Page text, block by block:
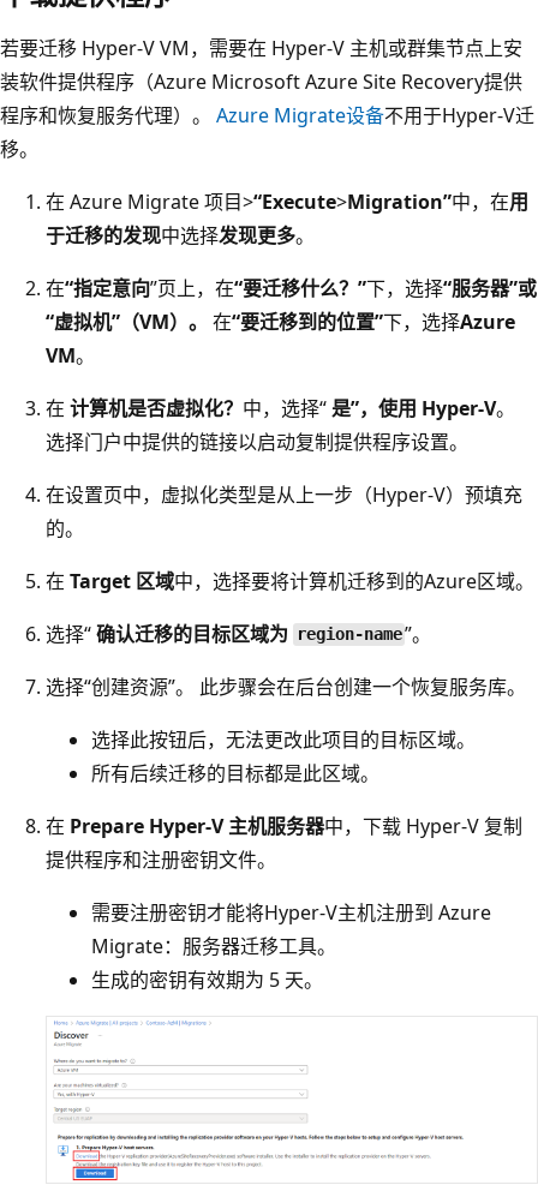
若要迁移 Hyper-V VM，需要在 Hyper-V 主机或群集节点上安
装软件提供程序（Azure Microsoft Azure Site Recovery提供
程序和恢复服务代理）。 Azure Migrate设备不用于Hyper-V迁
移。
在 Azure Migrate 项目>“Execute>Migration”中，在用
于迁移的发现中选择发现更多。
在“指定意向”页上，在“要迁移什么？”下，选择“服务器”或
“虚拟机”（VM）。 在“要迁移到的位置”下，选择Azure
VM。
在 计算机是否虚拟化？ 中，选择“ 是”，使用 Hyper-V。
选择门户中提供的链接以启动复制提供程序设置。
在设置页中，虚拟化类型是从上一步（Hyper-V）预填充
的。
在 Target 区域中，选择要将计算机迁移到的Azure区域。
选择“确认迁移的目标区域为 region-name”。
选择“创建资源”。 此步骤会在后台创建一个恢复服务库。
选择此按钮后，无法更改此项目的目标区域。
所有后续迁移的目标都是此区域。
在 Prepare Hyper-V 主机服务器中，下载 Hyper-V 复制
提供程序和注册密钥文件。
需要注册密钥才能将Hyper-V主机注册到 Azure
Migrate：服务器迁移工具。
生成的密钥有效期为 5 天。